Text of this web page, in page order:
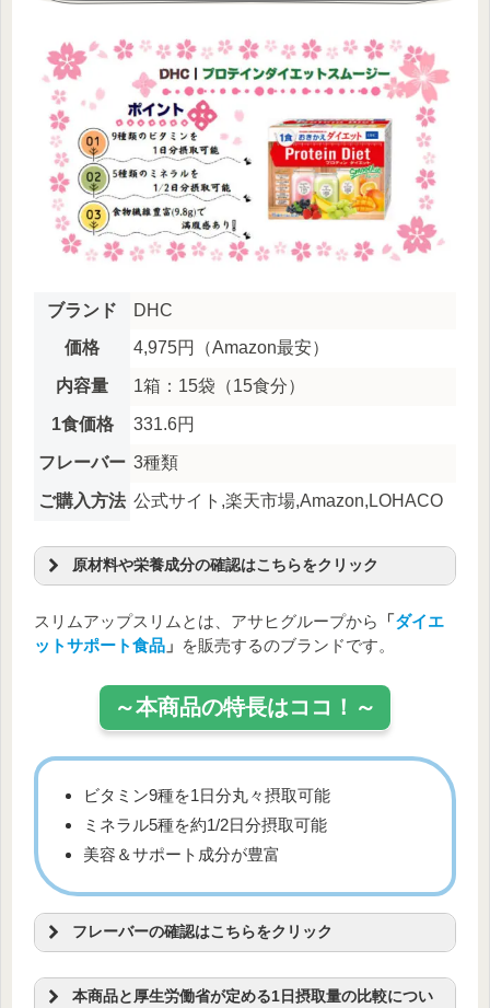
ブランド
DHC
価格
4,975円（Amazon最安）
内容量 1箱：15袋（15食分）
1食価格 331.6円
フレーバー 3種類
ご購入方法 公式サイト,楽天市場,Amazon,LOHACO
原材料や栄養成分の確認はこちらをクリック
難消化性デキストリン（アメリカ製造）、乳蛋白濃縮
物、ブドウ糖、大豆蛋白、いちごパウダー（砂糖、デキ
末（デキストリン、ブルーベリー果汁、ブラックカーラ
ント果汁、レッドラズベリー果汁、アロニア果汁、リン
加工デンプン、増粘剤（キサンタンガム）、酸味料、
V.C、甘味料（アスパルテーム・L-フェニルアラニン化
合物、アセスルファムK）、香料、クエン酸鉄Na、着色
料（ベニコウジ、アントシアニン）、ヒアルロン酸、ナ
イアシン、V.E、パントテン酸Ca、V.B6、V.B2、V.B1、
む）
エネルギー 107kcal 炭水化物
20.7g
スリムアップスリムとは、アサヒグループから 「ダイエ
ットサポート食品 」 を販売するのブランドです。
～本商品の特長はココ！～
ビタミン9種を1日分丸々摂取可能
ミネラル5種を約1/2日分摂取可能
美容＆サポート成分が豊富
フレーバーの確認はこちらをクリック
ト！～
本商品と厚生労働省が定める1日摂取量の比較につい